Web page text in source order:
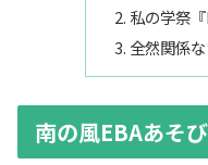
私の学祭『
全然関係
南の風EBAあそび